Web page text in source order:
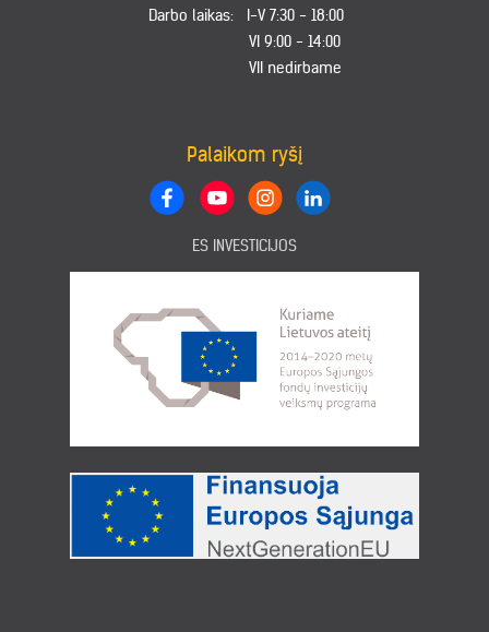
Darbo laikas:
I-V 7:30 - 18:00
VI 9:00 - 14:00
VII nedirbame
Palaikom ryšį
ES INVESTICIJOS